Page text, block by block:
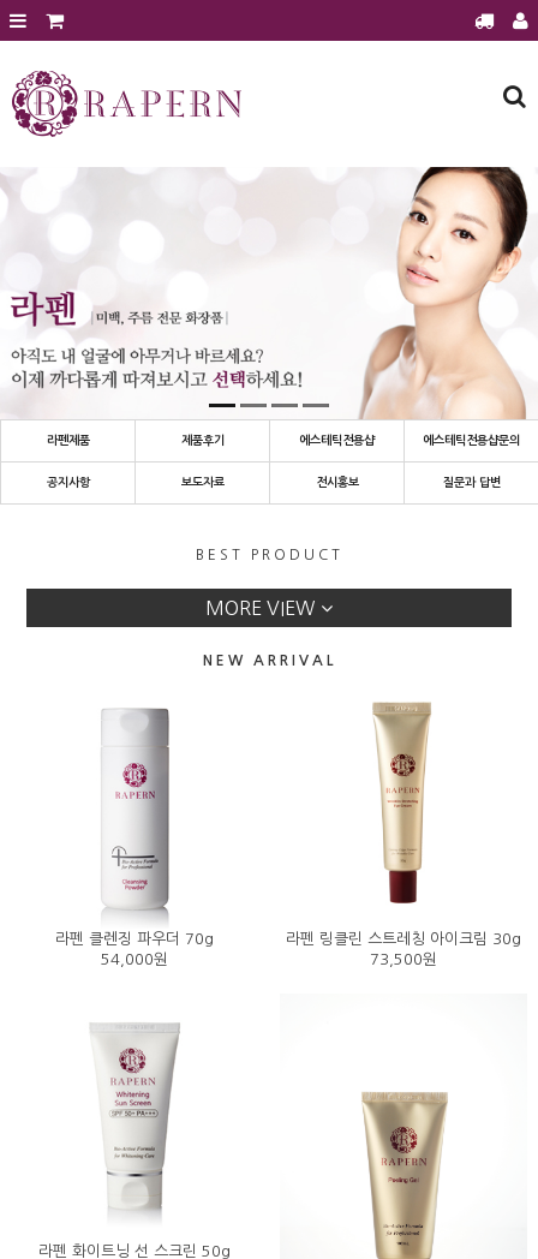
회원가입 로그인
에스테틱 전용샵
에스테틱샵 이달의 행사
제품후기
공지사항
전시홍보
질문과 답변
라펜제품 제품후기 에스테틱전용샵 에스테틱전용샵문의
공지사항 보도자료 전시홍보 질문과 답변
BEST PRODUCT
MORE VIEW
NEW ARRIVAL
라펜 클렌징 파우더 70g
54,000원
라펜 링클린 스트레칭 아이크림 30g
73,500원
라펜 화이트닝 선 스크린 50g